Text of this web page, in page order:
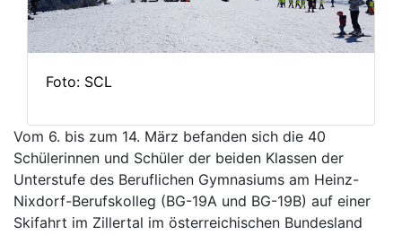
Foto: SCL
Vom 6. bis zum 14. März befanden sich die 40
Schülerinnen und Schüler der beiden Klassen der
Unterstufe des Beruflichen Gymnasiums am Heinz-
Nixdorf-Berufskolleg (BG-19A und BG-19B) auf einer
Skifahrt im Zillertal im österreichischen Bundesland